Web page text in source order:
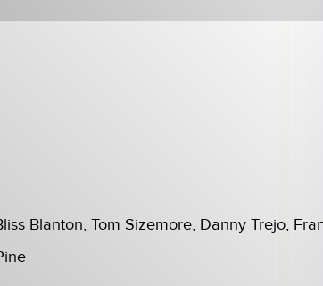
Blanton, Tom Sizemore, Danny Trejo,